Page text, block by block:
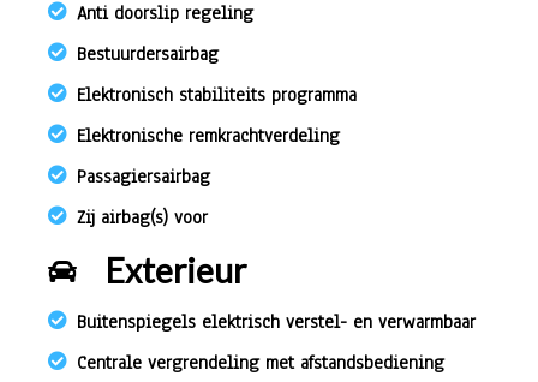
Anti doorslip regeling
Bestuurdersairbag
Elektronisch stabiliteits programma
Elektronische remkrachtverdeling
Passagiersairbag
Zij airbag(s) voor
Exterieur
Buitenspiegels elektrisch verstel- en verwarmbaar
Centrale vergrendeling met afstandsbediening